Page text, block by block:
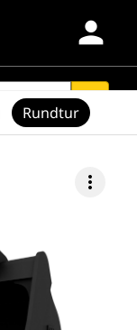
person
search
more_vert
Rundtur